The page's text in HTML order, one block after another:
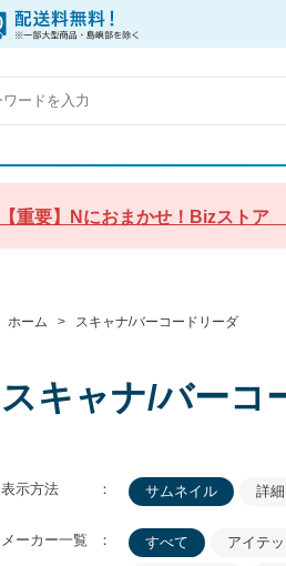
【重要】Nにおまかせ！Bizストア
ホーム > スキャナ/バーコードリーダ
スキャナ/バーコ
表示方法 サムネイル 詳細
メーカー一覧 すべて アイテ